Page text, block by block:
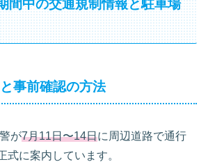
間中の交通規制情報と駐車場
事前確認の方法
が7月11日〜14日に周辺道路で通行
式に案内しています。